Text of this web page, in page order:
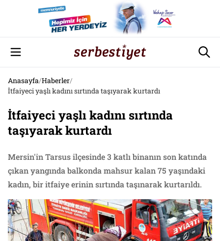
Anasayfa/Haberler/
İtfaiyeci yaşlı kadını sırtında taşıyarak kurtardı
İtfaiyeci yaşlı kadını sırtında
taşıyarak kurtardı
Mersin'in Tarsus ilçesinde 3 katlı binanın son katında
çıkan yangında balkonda mahsur kalan 75 yaşındaki
kadın, bir itfaiye erinin sırtında taşınarak kurtarıldı.